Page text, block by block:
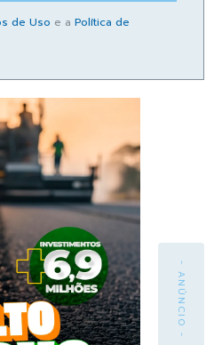
de Uso e a Política de
- ANÚNCIO -